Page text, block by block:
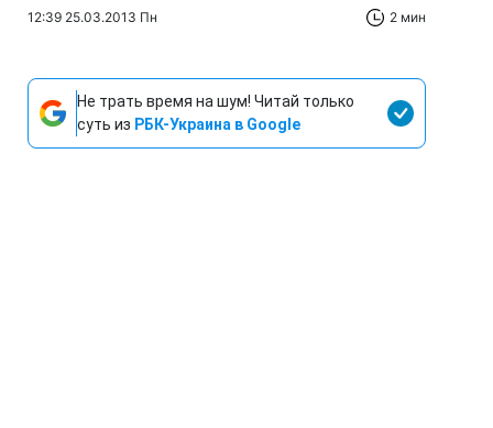
12:39 25.03.2013 Пн 2 мин
Не трать время на шум! Читай только
суть из РБК-Украина в Google